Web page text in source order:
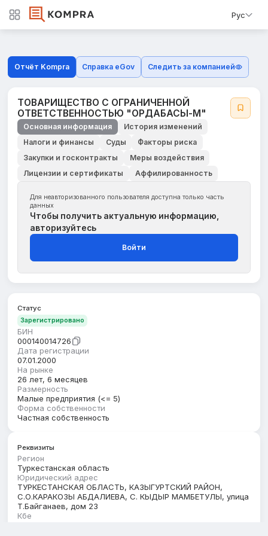
Рус
Отчёт Kompra Справка eGov Следить за компанией
ТОВАРИЩЕСТВО С ОГРАНИЧЕННОЙ
ОТВЕТСТВЕННОСТЬЮ "ОРДАБАСЫ-М"
Основная информация
История изменений
Налоги и финансы
Суды
Факторы риска
Закупки и госконтракты
Меры воздействия
Лицензии и сертификаты
Аффилированность
Для неавторизованного пользователя доступна только часть
данных
Чтобы получить актуальную информацию,
авторизуйтесь
Войти
Статус
Зарегистрировано
БИН
000140014726
Дата регистрации
07.01.2000
На рынке
26 лет, 6 месяцев
Размерность
Малые предприятия (<= 5)
Форма собственности
Частная собственность
Реквизиты
Регион
Туркестанская область
Юридический адрес
ТУРКЕСТАНСКАЯ ОБЛАСТЬ, КАЗЫГУРТСКИЙ РАЙОН,
С.О.КАРАКОЗЫ АБДАЛИЕВА, С. КЫДЫР МАМБЕТУЛЫ, улица
Т.Байганаев, дом 23
Кбе